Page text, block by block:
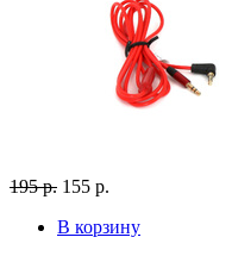
195 р. 155 р.
В корзину